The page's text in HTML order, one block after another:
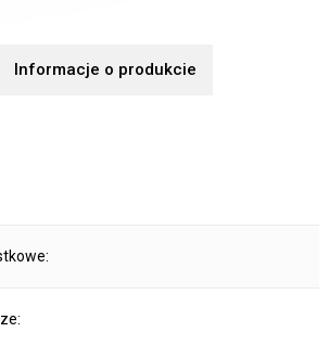
Informacje o produkcie